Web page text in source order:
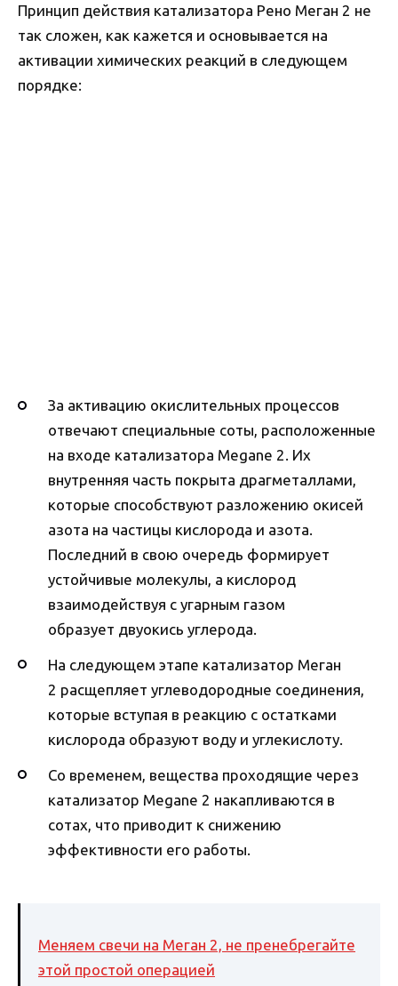
Принцип действия катализатора Рено Меган 2 не
так сложен, как кажется и основывается на
активации химических реакций в следующем
порядке:
За активацию окислительных процессов
отвечают специальные соты, расположенные
на входе катализатора Megane 2. Их
внутренняя часть покрыта драгметаллами,
которые способствуют разложению окисей
азота на частицы кислорода и азота.
Последний в свою очередь формирует
устойчивые молекулы, а кислород
взаимодействуя с угарным газом
образует двуокись углерода.
На следующем этапе катализатор Меган
2 расщепляет углеводородные соединения,
которые вступая в реакцию с остатками
кислорода образуют воду и углекислоту.
Со временем, вещества проходящие через
катализатор Megane 2 накапливаются в
сотах, что приводит к снижению
эффективности его работы.
Меняем свечи на Меган 2, не пренебрегайте
этой простой операцией